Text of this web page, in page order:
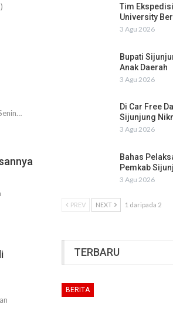
Tim
University
3 Agu 2026
Bupati
Anak Daerah
3 Agu 2026
Di Car Free
Sijunjung
3 Agu 2026
Bahas
Pemkab
3 Agu 2026
PREV NEXT 1 daripada 2
TERBARU
BERITA